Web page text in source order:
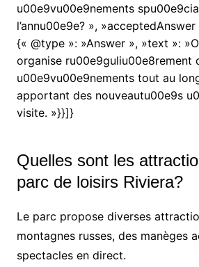
u00e9vu00e9nements
l’annu00e9e? », »acceptedAnswer
{« @type »: »Answer », »text »:
organise ru00e9guliu00e8rement
u00e9vu00e9nements tout au
apportant des nouveautu00e9s
visite. »}}]}
Quelles sont les
parc de loisirs Riviera?
Le parc propose diverses
montagnes russes, des manèges
spectacles en direct.